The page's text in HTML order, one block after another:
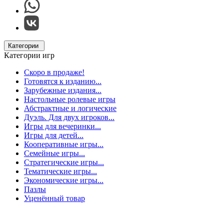
Категории
Категории игр
Скоро в продаже!
Готовятся к изданию...
Зарубежные издания...
Настольные ролевые игры
Абстрактные и логические
Дуэль. Для двух игроков...
Игры для вечеринки...
Игры для детей...
Кооперативные игры...
Семейные игры...
Стратегические игры...
Тематические игры...
Экономические игры...
Пазлы
Уценённый товар